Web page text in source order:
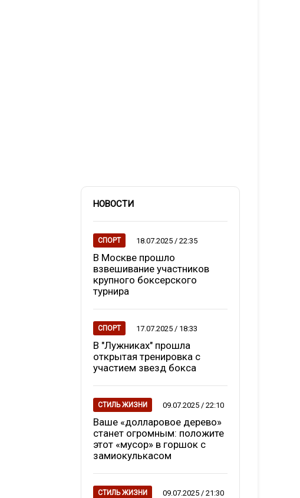
НОВОСТИ
СПОРТ 18.07.2025 / 22:35
В Москве прошло
взвешивание участников
крупного боксерского
турнира
СПОРТ 17.07.2025 / 18:33
В "Лужниках" прошла
открытая тренировка с
участием звезд бокса
СТИЛЬ ЖИЗНИ 09.07.2025 / 22:10
Ваше «долларовое дерево»
станет огромным: положите
этот «мусор» в горшок с
замиокулькасом
СТИЛЬ ЖИЗНИ 09.07.2025 / 21:30